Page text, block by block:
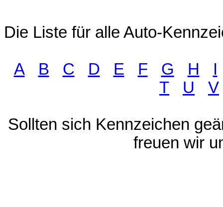
Die Liste für alle Auto-
A B C D E F G H
I
T
U V
Sollten sich Kennzeichen
freuen wir